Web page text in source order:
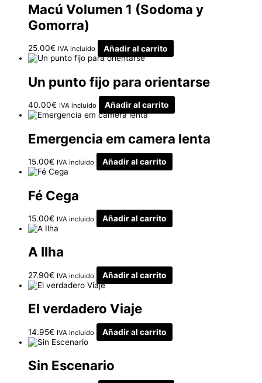
Macú Volumen 1 (Sodoma y
Gomorra)
25.00€ IVA incluido Añadir al carrito
Un punto fijo para orientarse
40.00€ IVA incluido Añadir al carrito
Emergencia em camera lenta
15.00€ IVA incluido Añadir al carrito
Fé Cega
15.00€ IVA incluido Añadir al carrito
A Ilha
27.90€ IVA incluido Añadir al carrito
El verdadero Viaje
14.95€ IVA incluido Añadir al carrito
Sin Escenario